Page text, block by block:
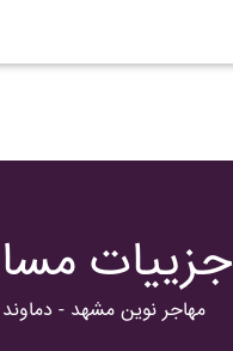
جزییات
مهاجر نوين مشهد -